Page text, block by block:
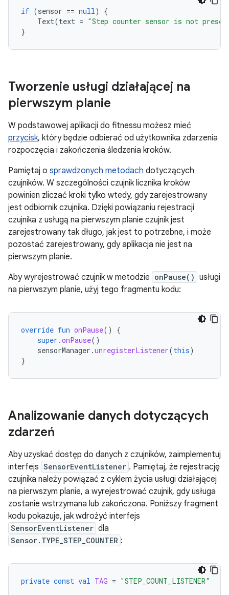
if (sensor == null)
{
Text(text = "Step counter sensor is not
}
Tworzenie usługi działającej na
pierwszym planie
W podstawowej aplikacji do fitnessu możesz mieć
przycisk, który będzie odbierać od użytkownika zdarzenia
rozpoczęcia i zakończenia śledzenia kroków.
Pamiętaj o sprawdzonych metodach dotyczących
czujników. W szczególności czujnik licznika kroków
powinien zliczać kroki tylko wtedy, gdy zarejestrowany
jest odbiornik czujnika. Dzięki powiązaniu rejestracji
czujnika z usługą na pierwszym planie czujnik jest
zarejestrowany tak długo, jak jest to potrzebne, i może
pozostać zarejestrowany, gdy aplikacja nie jest na
pierwszym planie.
Aby wyrejestrować czujnik w metodzie onPause() usługi
na pierwszym planie, użyj tego fragmentu kodu:
override fun onPause()
{
super .onPause()
sensorManager .unregisterListener(this)
}
Analizowanie danych dotyczących
zdarzeń
Aby uzyskać dostęp do danych z czujników, zaimplementuj
interfejs SensorEventListener . Pamiętaj, że rejestrację
czujnika należy powiązać z cyklem życia usługi działającej
na pierwszym planie, a wyrejestrować czujnik, gdy usługa
zostanie wstrzymana lub zakończona. Poniższy fragment
kodu pokazuje, jak wdrożyć interfejs
SensorEventListener dla
Sensor.TYPE_STEP_COUNTER :
private const val TAG = "STEP_COUNT_LISTENER"